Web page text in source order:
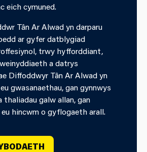
eich cymuned.
Tân Ar Alwad yn darparu
ar gyfer datblygiad
trwy hyfforddiant,
a datrys
Diffoddwyr Tân Ar Alwad yn
gwasanaethau, gan gynnwys
thaliadau galw allan, gan
hincwm o gyflogaeth arall.